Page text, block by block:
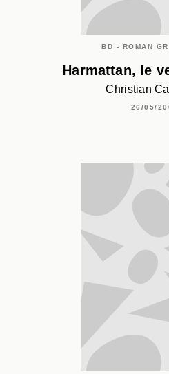
BD - ROMAN
Harmattan, le
Christian
26/05/